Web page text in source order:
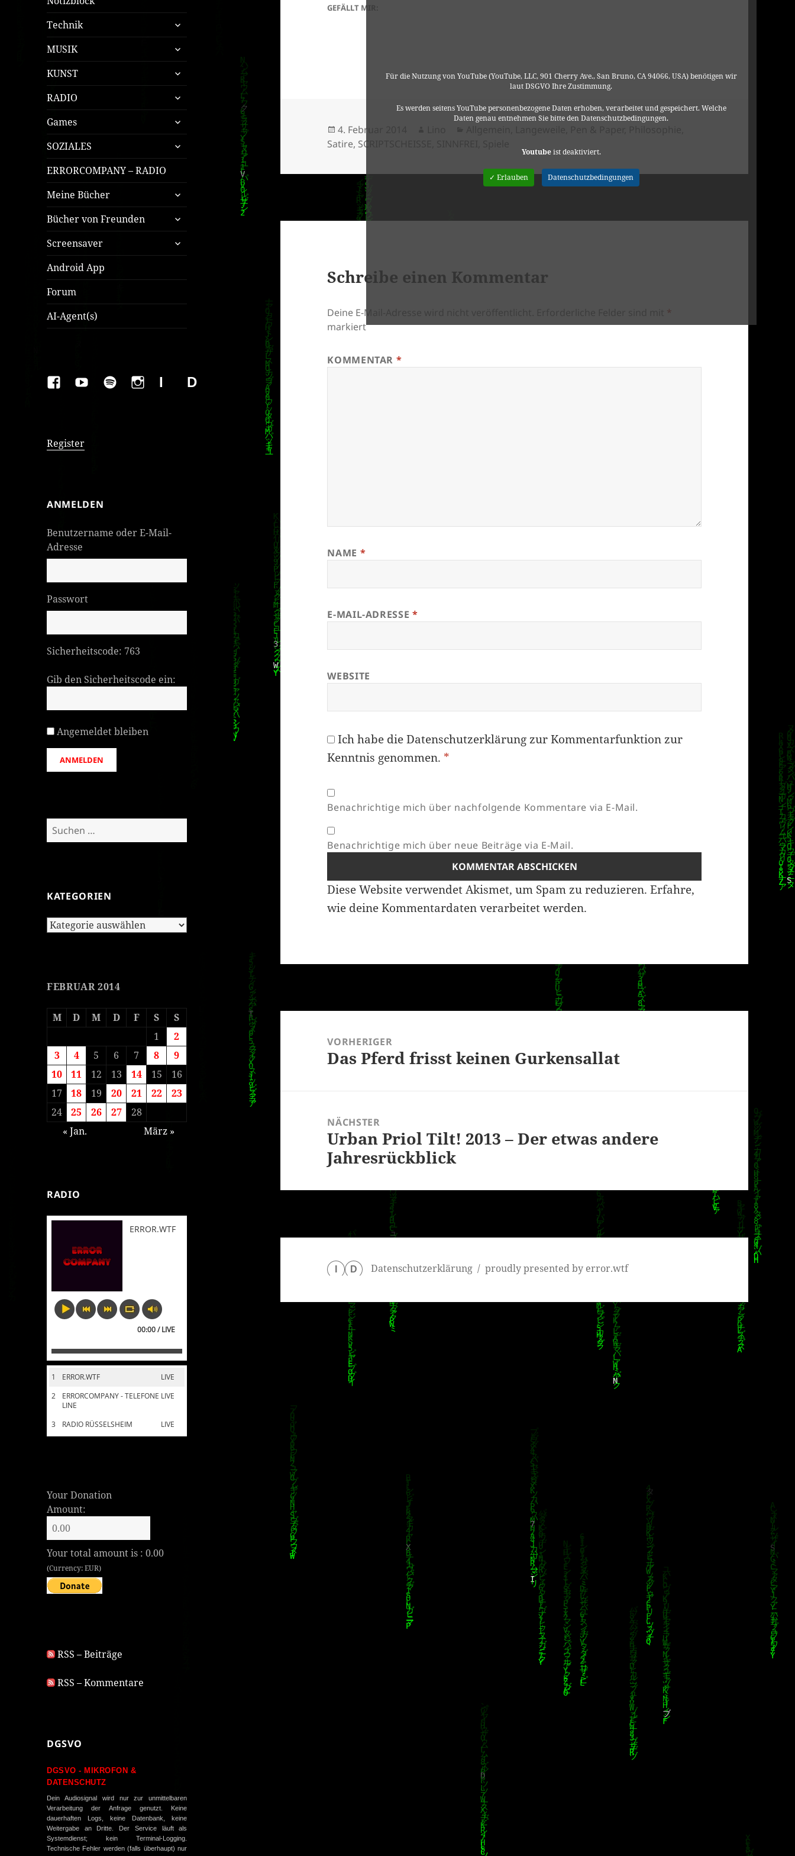
Technik
untermenü
öffnen
MUSIK
untermenü
öffnen
KUNST
untermenü
öffnen
RADIO
untermenü
öffnen
Games
untermenü
öffnen
SOZIALES
untermenü
öffnen
ERRORCOMPANY – RADIO
Meine Bücher
untermenü
öffnen
Bücher von Freunden
untermenü
öffnen
Screensaver
untermenü
öffnen
Android App
Forum
AI-Agent(s)
FAKEBOOK
YOUTUBESPOTIFYINSTAGRAM
IMPRESSUMDatenschutzerklärung
Register
ANMELDEN
Benutzername oder E-Mail-
Adresse
Passwort
Sicherheitscode: 763
Gib den Sicherheitscode ein:
Angemeldet bleiben
ANMELDEN
Suchen
nach:
KATEGORIEN
Kategorien
FEBRUAR 2014
M D M D F S
S
1
2
3
4 5 6 7 8
9
10
11 12 13 14 15
16
17
18 19 20 21 22
23
24
25 26 27
28
« Jan.
März »
RADIO
ERROR.WTF
00:00 / LIVE
1 LIVE
ERROR.WTF
2
LIVE
ERRORCOMPANY - TELEFONE
LINE
3
LIVE
RADIO RÜSSELSHEIM
Your Donation
Amount:
Your total amount is :0.00
(Currency: EUR)
RSS – Beiträge
RSS – Kommentare
DGSVO
DGSVO - MIKROFON &
DATENSCHUTZ
Dein Audiosignal wird nur zur unmittelbaren
Verarbeitung der Anfrage genutzt. Keine
dauerhaften Logs, keine Datenbank, keine
Weitergabe an Dritte. Der Service läuft als
Systemdienst; kein Terminal-Logging.
Technische Fehler werden (falls überhaupt) nur
Für die Nutzung von YouTube (YouTube, LLC, 901 Cherry Ave., San Bruno, CA 94066, USA) benötigen wir
laut DSGVO Ihre Zustimmung.
Es werden seitens YouTube personenbezogene Daten erhoben, verarbeitet und gespeichert. Welche
Daten genau entnehmen Sie bitte den Datenschutzbedingungen.
Youtubeist deaktiviert.
✓ Erlauben Datenschutzbedingungen
GEFÄLLT MIR:
Veröffentlicht
am
4. Februar 2014
Satire, SCRIPTSCHEISSE
Schreibe einen Kommentar
Deine E-Mail-Adresse wird nicht veröffentlicht.
*
markiert
KOMMENTAR *
NAME *
E-MAIL-ADRESSE *
WEBSITE
Ich habe dieDatenschutzerklärungzur Kommentarfunktion zur
Kenntnis genommen. *
Benachrichtige mich über nachfolgende Kommentare via E-Mail.
Benachrichtige mich über neue Beiträge via E-Mail.
Diese Website verwendet Akismet, um Spam zu reduzieren.Erfahre,
wie deine Kommentardaten verarbeitet werden.
VORHERIGER
Vorheriger
Das Pferd frisst keinen Gurkensallat
NÄCHSTER
Nächster
Beitrag:
Urban Priol Tilt! 2013 – Der etwas andere
Jahresrückblick
D Datenschutzerklärung proudly presented by error.wtf